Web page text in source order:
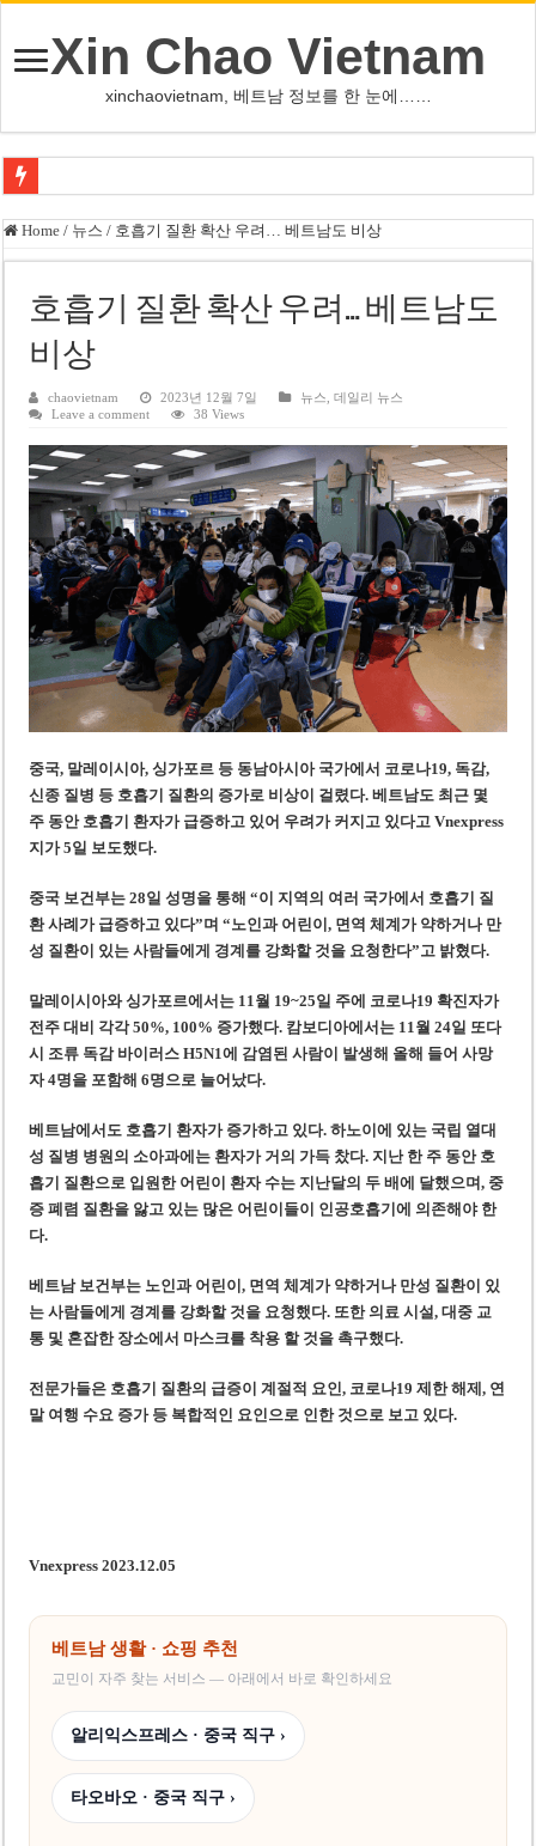
Xin Chao Vietnam
xinchaovietnam, 베트남 정보를 한 눈에……
오덕 목사, 32년 베트남 삶 담은 첫 디카시집 ‘한 컷의 서정’ 출간
베트남 화학·플라스틱 기업 납세 상위 10곳 공개…절반은 국영기업
MWG 대표 “올해 이익 목표 9조2천억동, 2~3개월 조기 달성 자신”
FIFA 인판티노 회장, 유럽 축구계·북미 정치권 불신임 압박 직면
호찌민시, 올해 국경절 연휴 5일 연속 휴무 확정… 8월 29일~9월 2일
우크라이나 전황 1,623일: 키이우, 탄도미사일 요격 실패…드론, 모스크바 집
호찌민 Đá Đỏ 수로 정비 사업, 2026년 말 완공 목표
미 국방부, 육군 참모총장 임명 난항
조세심판원, 배우 유연석 30억 세금 불복 청구 기각
Home / 뉴스 / 호흡기 질환 확산 우려… 베트남도 비상
호흡기 질환 확산 우려… 베트남도
비상
chaovietnam 2023년 12월 7일 뉴스 ,데일리 뉴스
Leave a comment
38 Views
중국, 말레이시아, 싱가포르 등 동남아시아 국가에서 코로나19, 독감,
신종 질병 등 호흡기 질환의 증가로 비상이 걸렸다. 베트남도 최근 몇
주 동안 호흡기 환자가 급증하고 있어 우려가 커지고 있다고 Vnexpress
지가 5일 보도했다.
중국 보건부는 28일 성명을 통해 “이 지역의 여러 국가에서 호흡기 질
환 사례가 급증하고 있다”며 “노인과 어린이, 면역 체계가 약하거나 만
성 질환이 있는 사람들에게 경계를 강화할 것을 요청한다”고 밝혔다.
말레이시아와 싱가포르에서는 11월 19~25일 주에 코로나19 확진자가
전주 대비 각각 50%, 100% 증가했다. 캄보디아에서는 11월 24일 또다
시 조류 독감 바이러스 H5N1에 감염된 사람이 발생해 올해 들어 사망
자 4명을 포함해 6명으로 늘어났다.
베트남에서도 호흡기 환자가 증가하고 있다. 하노이에 있는 국립 열대
성 질병 병원의 소아과에는 환자가 거의 가득 찼다. 지난 한 주 동안 호
흡기 질환으로 입원한 어린이 환자 수는 지난달의 두 배에 달했으며, 중
증 폐렴 질환을 앓고 있는 많은 어린이들이 인공호흡기에 의존해야 한
다.
베트남 보건부는 노인과 어린이, 면역 체계가 약하거나 만성 질환이 있
는 사람들에게 경계를 강화할 것을 요청했다. 또한 의료 시설, 대중 교
통 및 혼잡한 장소에서 마스크를 착용 할 것을 촉구했다.
전문가들은 호흡기 질환의 급증이 계절적 요인, 코로나19 제한 해제, 연
말 여행 수요 증가 등 복합적인 요인으로 인한 것으로 보고 있다.
Vnexpress 2023.12.05
베트남 생활 · 쇼핑 추천
교민이 자주 찾는 서비스 — 아래에서 바로 확인하세요
알리익스프레스 · 중국 직구 ›
타오바오 · 중국 직구 ›